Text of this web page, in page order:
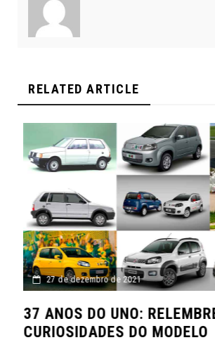
RELATED ARTICLE
27 de dezembro de 2021
37 ANOS DO UNO: RELEMBRE
CURIOSIDADES DO MODELO